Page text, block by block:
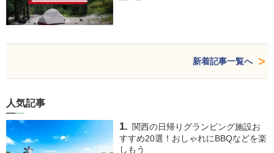
新着記事一覧へ
人気記事
関西の日帰りグランピング施設お
すすめ20選！おしゃれにBBQなどを楽
しもう